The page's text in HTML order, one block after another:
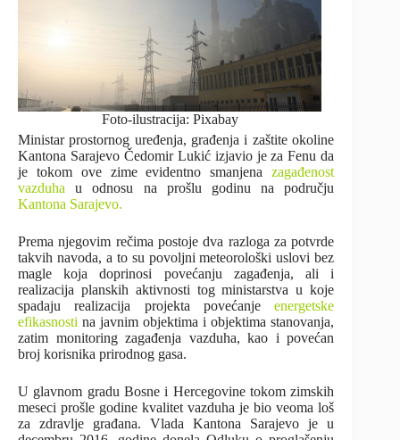
Foto-ilustracija: Pixabay
Ministar prostornog uređenja, građenja i zaštite okoline
Kantona Sarajevo Čedomir Lukić izjavio je za Fenu da
je tokom ove zime evidentno smanjenazagađenost
vazduha u odnosu na prošlu godinu na području
Kantona Sarajevo.
Prema njegovim rečima postoje dva razloga za potvrde
takvih navoda, a to su povoljni meteorološki uslovi bez
magle koja doprinosi povećanju zagađenja, ali i
realizacija planskih aktivnosti tog ministarstva u koje
spadaju realizacija projekta povećanjeenergetske
efikasnosti na javnim objektima i objektima stanovanja,
zatim monitoring zagađenja vazduha, kao i povećan
broj korisnika prirodnog gasa.
U glavnom gradu Bosne i Hercegovine tokom zimskih
meseci prošle godine kvalitet vazduha je bio veoma loš
za zdravlje građana. Vlada Kantona Sarajevo je u